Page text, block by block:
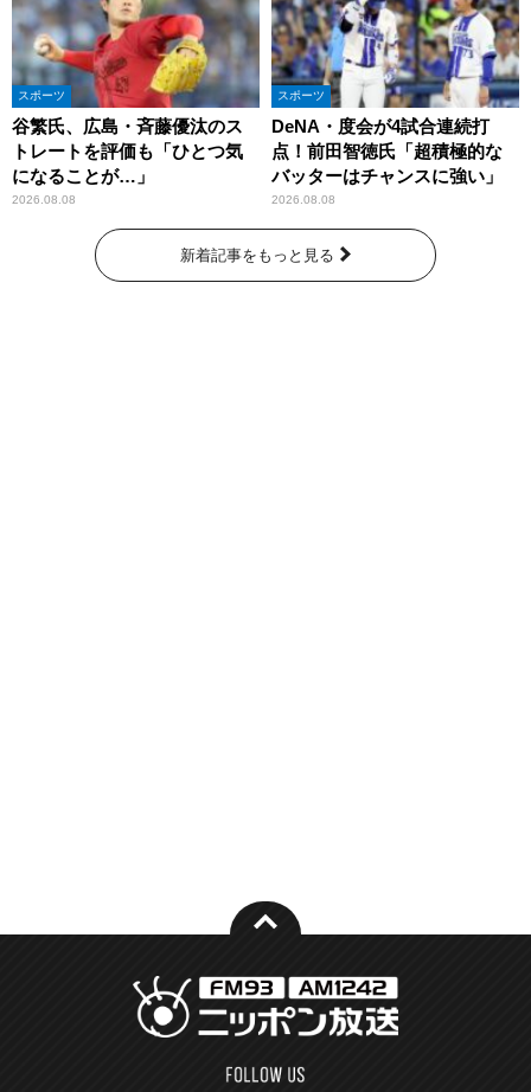
スポーツ
谷繁氏、広島・斉藤優汰のス
トレートを評価も「ひとつ気
になることが…」
2026.08.08
スポーツ
DeNA・度会が4試合連続打
点！前田智徳氏「超積極的な
バッターはチャンスに強い」
2026.08.08
新着記事をもっと見る